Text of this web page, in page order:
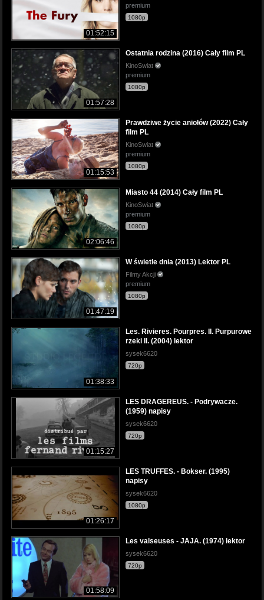
01:52:15
premium
1080p
01:57:28
Ostatnia rodzina (2016) Cały film PL
KinoSwiat
premium
1080p
01:15:53
Prawdziwe życie aniołów (2022) Cały
film PL
KinoSwiat
premium
1080p
02:06:46
Miasto 44 (2014) Cały film PL
KinoSwiat
premium
1080p
01:47:19
W świetle dnia (2013) Lektor PL
Filmy Akcji
premium
1080p
01:38:33
Les. Rivieres. Pourpres. II. Purpurowe
rzeki II. (2004) lektor
sysek6620
720p
01:15:27
LES DRAGEREUS. - Podrywacze.
(1959) napisy
sysek6620
720p
01:26:17
LES TRUFFES. - Bokser. (1995)
napisy
sysek6620
1080p
01:58:09
Les valseuses - JAJA. (1974) lektor
sysek6620
720p